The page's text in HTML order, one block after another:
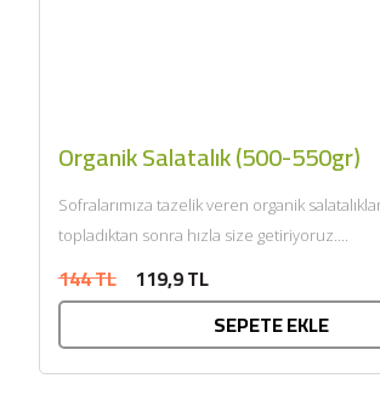
Organik Salatalık (500-550gr)
Sofralarımıza tazelik veren organik
topladıktan sonra hızla size getiriyoruz....
144 TL 119,9 TL
SEPETE EKLE